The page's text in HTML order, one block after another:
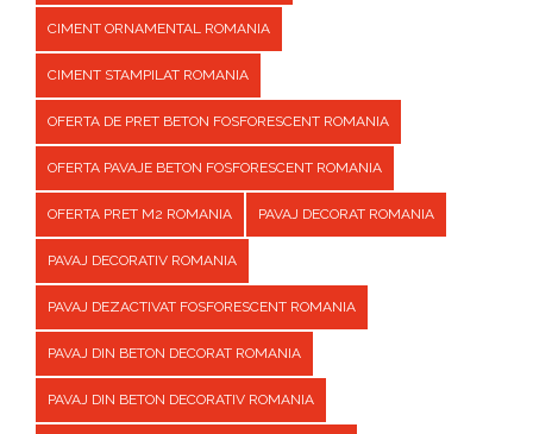
CIMENT ORNAMENTAL ROMANIA
CIMENT STAMPILAT ROMANIA
OFERTA DE PRET BETON FOSFORESCENT ROMANIA
OFERTA PAVAJE BETON FOSFORESCENT ROMANIA
OFERTA PRET M2 ROMANIA PAVAJ DECORAT ROMANIA
PAVAJ DECORATIV ROMANIA
PAVAJ DEZACTIVAT FOSFORESCENT ROMANIA
PAVAJ DIN BETON DECORAT ROMANIA
PAVAJ DIN BETON DECORATIV ROMANIA